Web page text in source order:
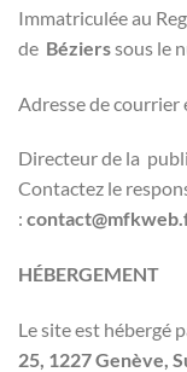
Immatriculée au
de Bézierssous le
Adresse de courrier
Directeur de la
Contactez le
:
HÉBERGEMENT
Le site est hébergé
25, 1227 Genève,